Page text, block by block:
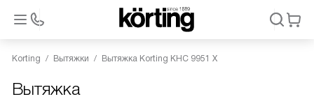
Korting Вытяжки Вытяжка Korting KHC 9951 X
Вытяжка